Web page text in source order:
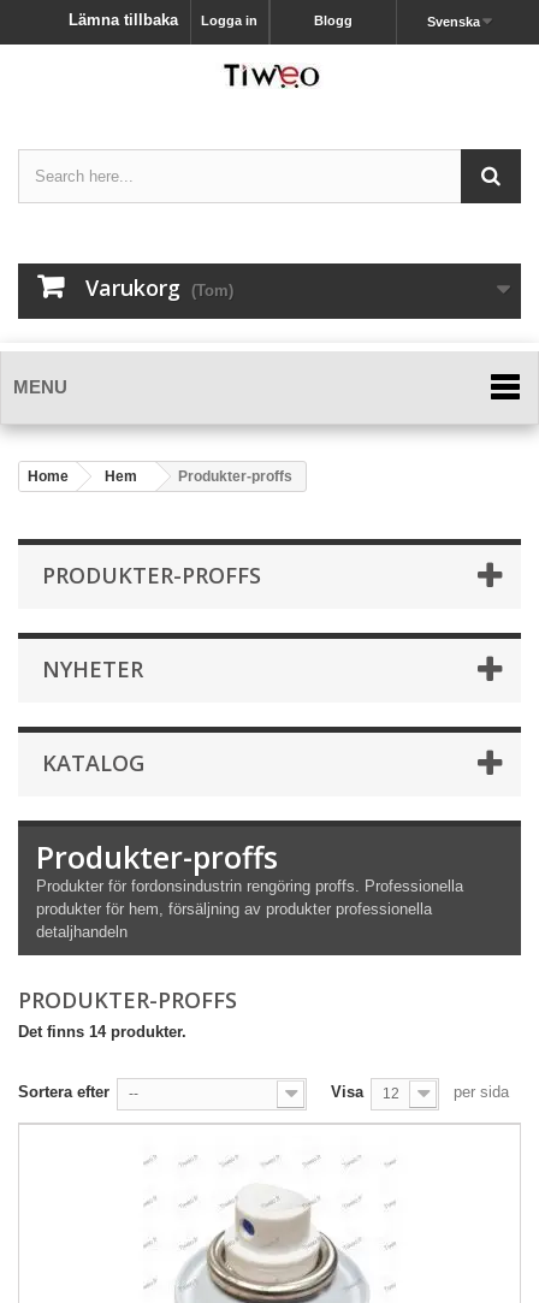
Svenska
Blogg
Logga in
Lämna tillbaka
Varukorg (Tom)
MENU
Home Hem Produkter-proffs
PRODUKTER-PROFFS
NYHETER
KATALOG
Produkter-proffs
Produkter för fordonsindustrin rengöring proffs. Professionella
produkter för hem, försäljning av produkter professionella
detaljhandeln
PRODUKTER-PROFFS
Det finns 14 produkter.
Sortera efter -- Visa 12 per sida